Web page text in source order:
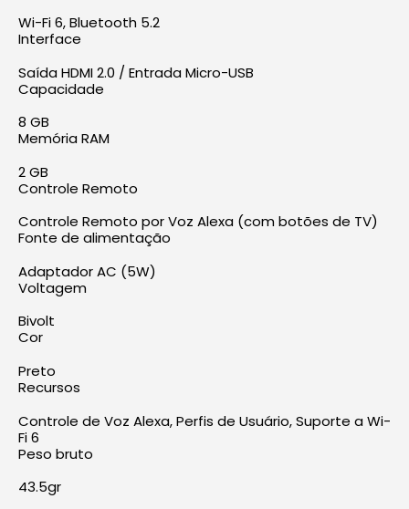
Wi-Fi 6, Bluetooth 5.2
Interface
Saída HDMI 2.0 / Entrada Micro-USB
Capacidade
8 GB
Memória RAM
2 GB
Controle Remoto
Controle Remoto por Voz Alexa (com botões de TV)
Fonte de alimentação
Adaptador AC (5W)
Voltagem
Bivolt
Cor
Preto
Recursos
Controle de Voz Alexa, Perfis de Usuário, Suporte a Wi-
Fi 6
Peso bruto
43.5gr